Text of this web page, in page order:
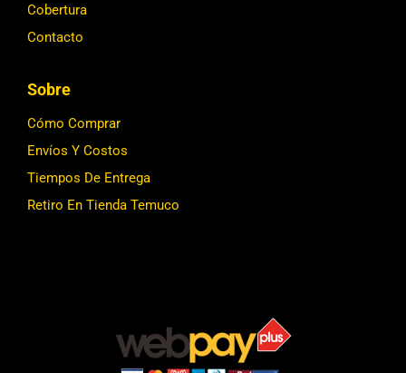
Cobertura
Contacto
Sobre
Cómo Comprar
Envíos Y Costos
Tiempos De Entrega
Retiro En Tienda Temuco